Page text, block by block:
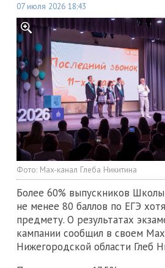
07 июля 2026 18:43
Фото: Max-канал Глеба Никитина
Более 60% выпускников
не менее 80 баллов по ЕГЭ
предмету. О результатах
кампании сообщил в своем
Нижегородской области Глеб